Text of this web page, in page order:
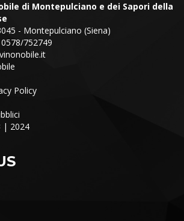
di Montepulciano e dei Sapori della
- Montepulciano (Siena)
752749
Policy
| 2024